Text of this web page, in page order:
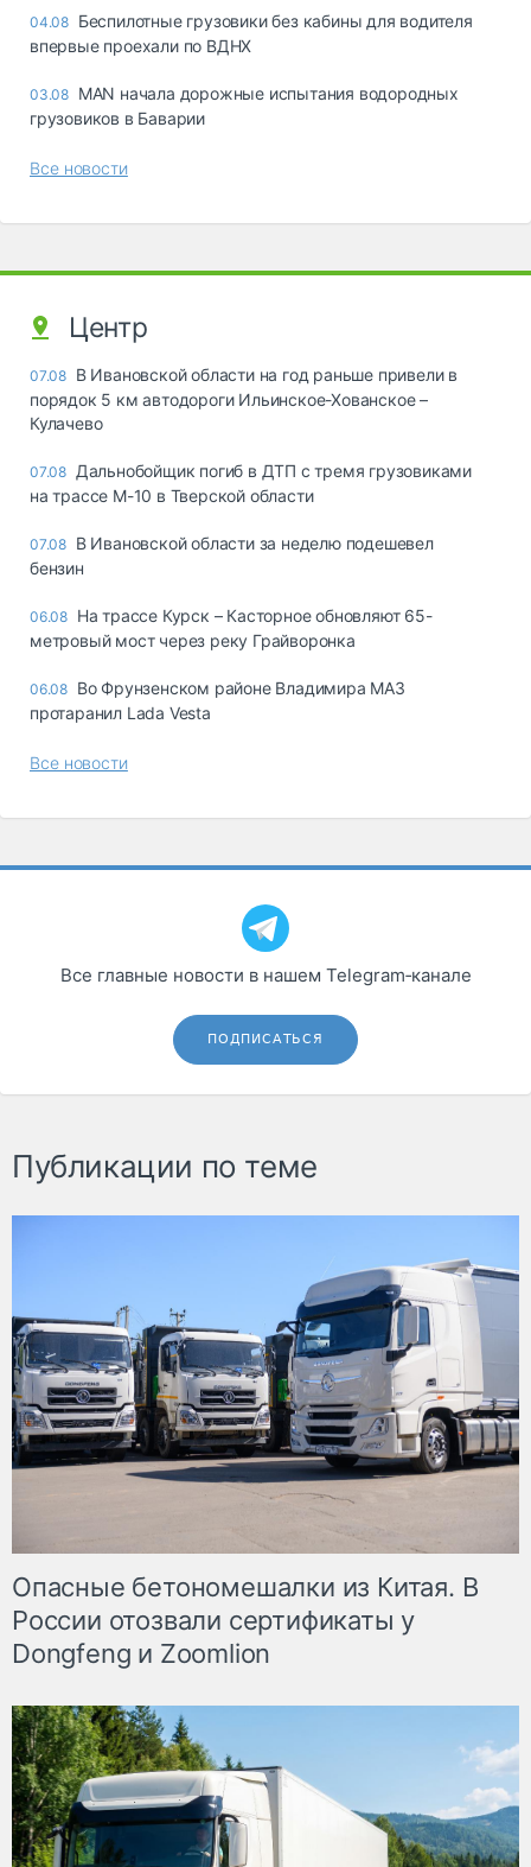
04.08 Беспилотные грузовики без кабины для водителя
впервые проехали по ВДНХ
03.08 MAN начала дорожные испытания водородных
грузовиков в Баварии
Все новости
Центр
07.08 В Ивановской области на год раньше привели в
порядок 5 км автодороги Ильинское-Хованское –
Кулачево
07.08 Дальнобойщик погиб в ДТП с тремя грузовиками
на трассе М-10 в Тверской области
07.08 В Ивановской области за неделю подешевел
бензин
06.08 На трассе Курск – Касторное обновляют 65-
метровый мост через реку Грайворонка
06.08 Во Фрунзенском районе Владимира МАЗ
протаранил Lada Vesta
Все новости
Все главные новости в нашем Telegram‑канале
ПОДПИСАТЬСЯ
Публикации по теме
Опасные бетономешалки из Китая. В
России отозвали сертификаты у
Dongfeng и Zoomlion